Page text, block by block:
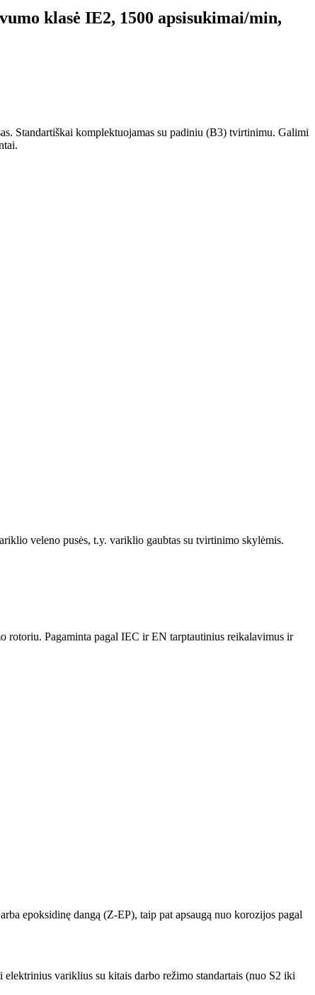
klasė IE2, 1500 apsisukimai/min,
Standartiškai komplektuojamas su padiniu (B3) tvirtinimu. Galimi
veleno pusės, t.y. variklio gaubtas su tvirtinimo skylėmis.
Pagaminta pagal IEC ir EN tarptautinius reikalavimus ir
epoksidinę dangą (Z-EP), taip pat apsaugą nuo korozijos pagal
variklius su kitais darbo režimo standartais (nuo S2 iki